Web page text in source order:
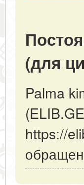
(для
Palma
https://